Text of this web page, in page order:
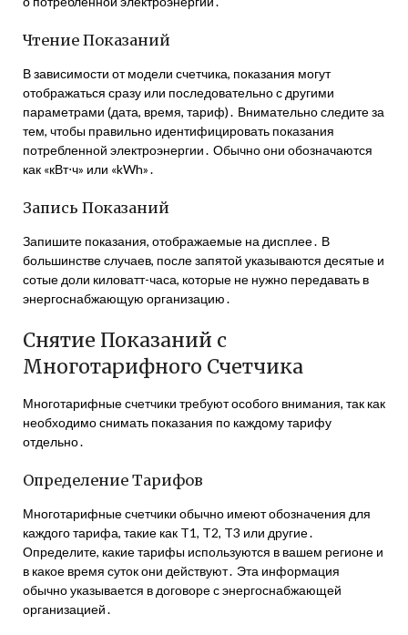
Чтение Показаний
В зависимости от модели счетчика, показания могут
отображаться сразу или последовательно с другими
параметрами (дата, время, тариф)․ Внимательно следите за
тем, чтобы правильно идентифицировать показания
потребленной электроэнергии․ Обычно они обозначаются
как «кВт⋅ч» или «kWh»․
Запись Показаний
Запишите показания, отображаемые на дисплее․ В
большинстве случаев, после запятой указываются десятые и
сотые доли киловатт-часа, которые не нужно передавать в
энергоснабжающую организацию․
Снятие Показаний с
Многотарифного Счетчика
Многотарифные счетчики требуют особого внимания, так как
необходимо снимать показания по каждому тарифу
отдельно․
Определение Тарифов
Многотарифные счетчики обычно имеют обозначения для
каждого тарифа, такие как T1, T2, T3 или другие․
Определите, какие тарифы используются в вашем регионе и
в какое время суток они действуют․ Эта информация
обычно указывается в договоре с энергоснабжающей
организацией․